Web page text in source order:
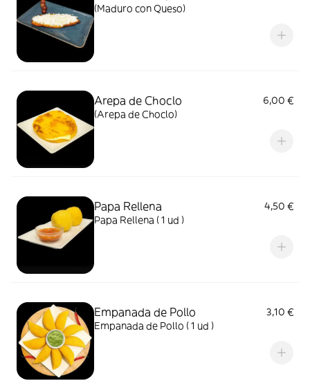
(Maduro con Queso)
Arepa de Choclo
6,00 €
(Arepa de Choclo)
Papa Rellena
4,50 €
Papa Rellena ( 1 ud )
Empanada de Pollo
3,10 €
Empanada de Pollo ( 1 ud )